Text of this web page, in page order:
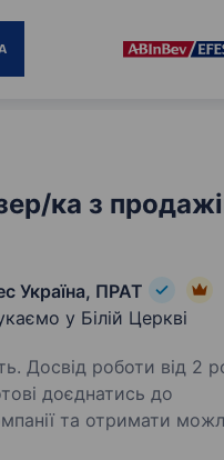
ка з
Україна, ПРАТ
у Білій Церкві
Досвід роботи від 2
та отримати